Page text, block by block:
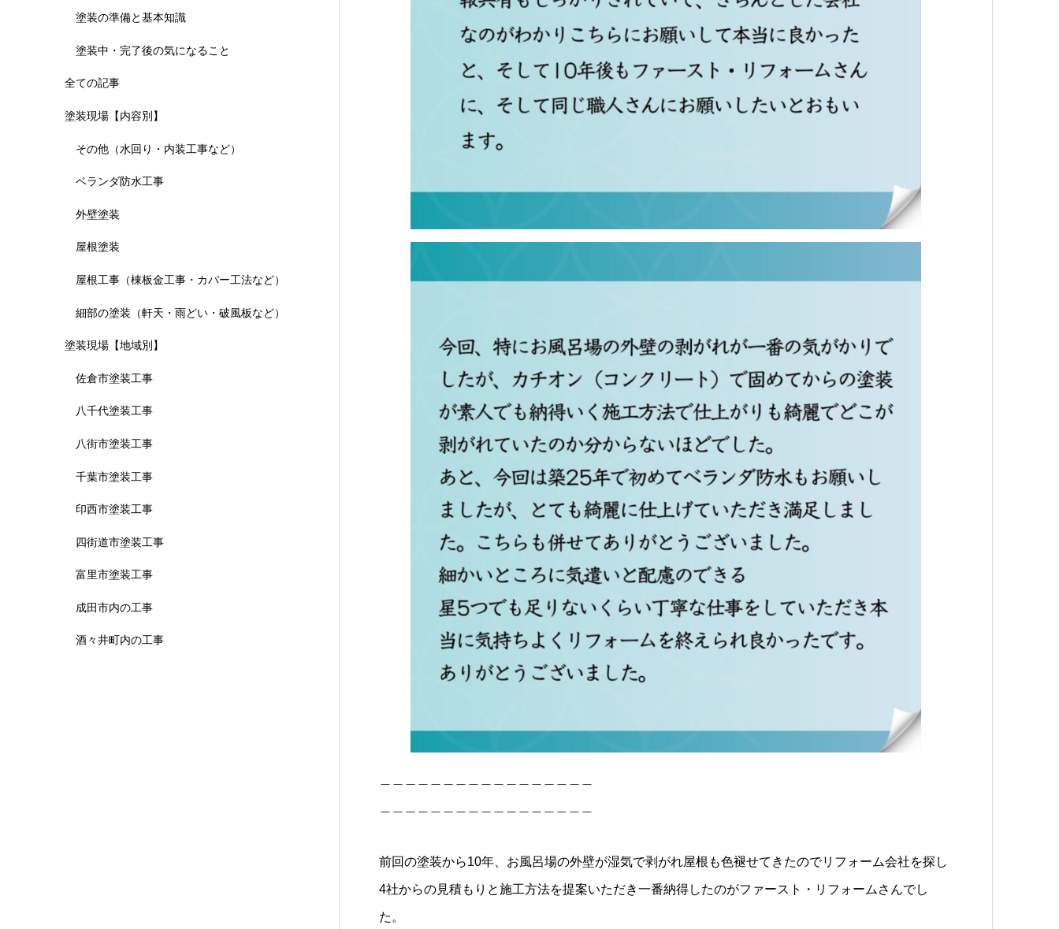
前回の塗装から10年、お風呂場の外壁が湿気で剥がれ屋根も色褪せてきたのでリフォーム会社を探し
4社からの見積もりと施工方法を提案いただき一番納得したのがファースト・リフォームさんでし
た。
塗装の準備と基本知識
塗装中・完了後の気になること
全ての記事
塗装現場【内容別】
その他（水回り・内装工事など）
ベランダ防水工事
外壁塗装
屋根塗装
屋根工事（棟板金工事・カバー工法など）
細部の塗装（軒天・雨どい・破風板など）
塗装現場【地域別】
佐倉市塗装工事
八千代塗装工事
八街市塗装工事
千葉市塗装工事
印西市塗装工事
四街道市塗装工事
富里市塗装工事
成田市内の工事
酒々井町内の工事